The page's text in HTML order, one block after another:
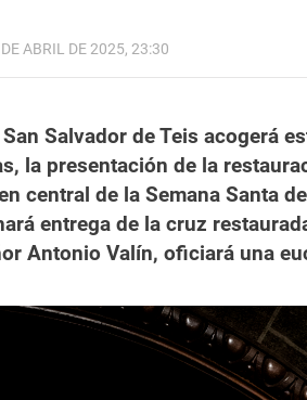
ABRIL DE 2025, 23:30
Salvador de Teis acogerá
la presentación de la
central de la Semana Santa
entrega de la cruz
Antonio Valín, oficiará una